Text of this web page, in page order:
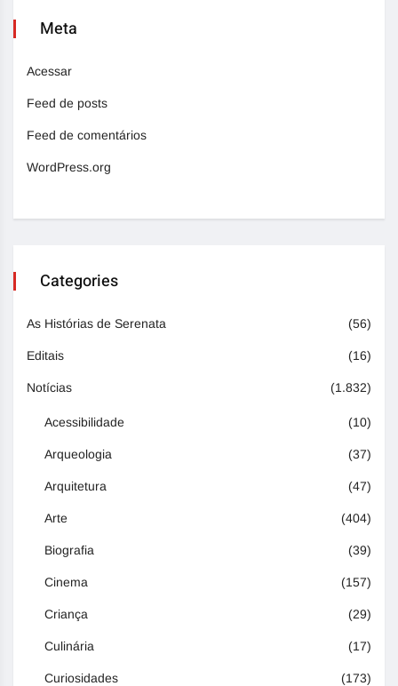
Meta
Acessar
Feed de posts
Feed de comentários
WordPress.org
Categories
As Histórias de Serenata (56)
Editais (16)
Notícias (1.832)
Acessibilidade (10)
Arqueologia (37)
Arquitetura (47)
Arte (404)
Biografia (39)
Cinema (157)
Criança (29)
Culinária (17)
Curiosidades (173)